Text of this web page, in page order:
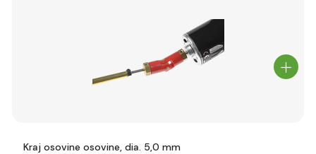
Kraj osovine osovine, dia. 5,0 mm